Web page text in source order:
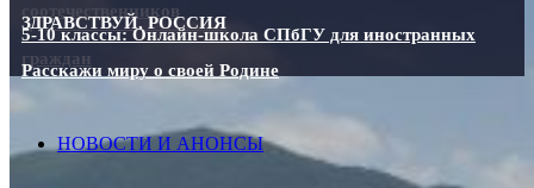
соотечественников
ЗДРАВСТВУЙ, РОССИЯ
5-10 классы: Онлайн-школа СПбГУ для иностранных
граждан
Расскажи миру о своей Родине
НОВОСТИ И АНОНСЫ